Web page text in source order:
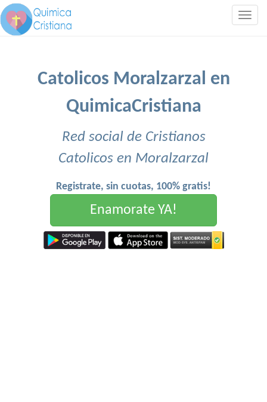
Catolicos Moralzarzal en
QuimicaCristiana
Red social de Cristianos
Catolicos en Moralzarzal
Registrate, sin cuotas, 100% gratis!
Enamorate YA!